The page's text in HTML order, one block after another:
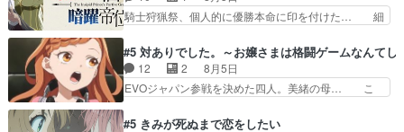
グ今週の『有能な…
汚職を突き止めるべくバトーの指導… やまとん1
号はどこの部分で使うのだろう？… 日本とロシア
primevideoで視聴しまし… 前回同様『イノセン
ス』を含む押井・神山版… 第５話「EPISODEラ
ストの母親の気持…
騎士狩猟祭、個人的に優勝本命に印を付けた… 細
ナがチートすぎる笑アルは最初から自分… プラネ
ット・ウィズ展開アツいな「騎士狩猟… 麦茶どこ
ろかタイトル通り麦茶の出涸らしぐ… 第５話を
ABEMAで視聴しました。視聴に… 復讐に燃える
が“萌え”なのでこの娘が皇帝… ウサギ好きそうな
#5 対ありでした。～お嬢さまは格闘ゲームなんてし
12 2
8月5日
EVOジャパン参戦を決めた四人。美緒の母… こ
目は気品溢れてるのに中身は…美緒ママ… テー
#5 きみが死ぬまで恋をしたい